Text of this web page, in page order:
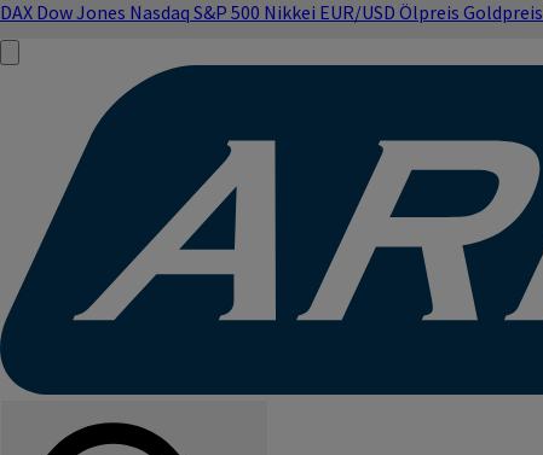
DAX Dow Jones Nasdaq S&P 500 Nikkei EUR/USD Ölpreis Goldpreis